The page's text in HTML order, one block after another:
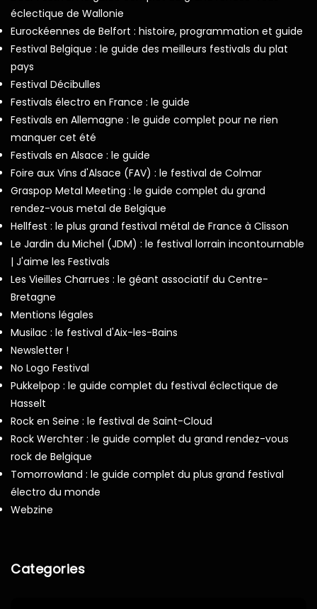
éclectique de Wallonie
Eurockéennes de Belfort : histoire, programmation et guide
Festival Belgique : le guide des meilleurs festivals du plat
pays
Festival Décibulles
Festivals électro en France : le guide
Festivals en Allemagne : le guide complet pour ne rien
manquer cet été
Festivals en Alsace : le guide
Foire aux Vins d'Alsace (FAV) : le festival de Colmar
Graspop Metal Meeting : le guide complet du grand
rendez-vous metal de Belgique
Hellfest : le plus grand festival métal de France à Clisson
Le Jardin du Michel (JDM) : le festival lorrain incontournable
| J'aime les Festivals
Les Vieilles Charrues : le géant associatif du Centre-
Bretagne
Mentions légales
Musilac : le festival d'Aix-les-Bains
Newsletter !
No Logo Festival
Pukkelpop : le guide complet du festival éclectique de
Hasselt
Rock en Seine : le festival de Saint-Cloud
Rock Werchter : le guide complet du grand rendez-vous
rock de Belgique
Tomorrowland : le guide complet du plus grand festival
électro du monde
Webzine
Categories